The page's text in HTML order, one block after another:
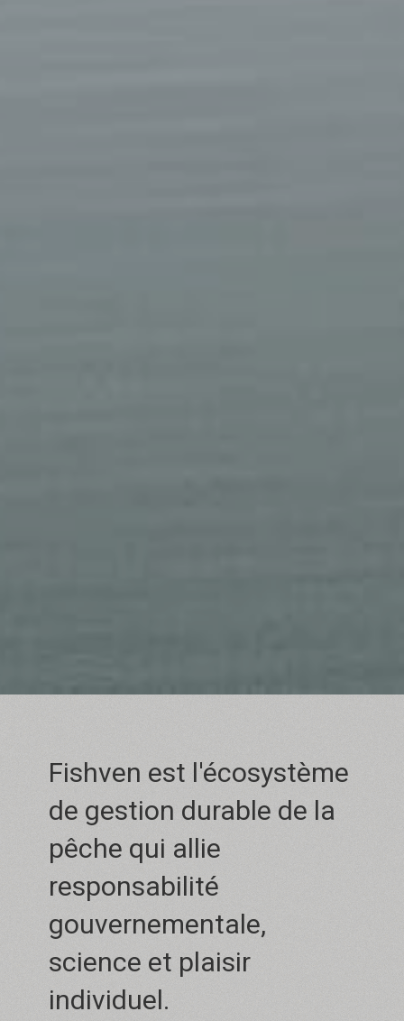
Fishven est l'écosystème
de gestion durable de la
pêche qui allie
responsabilité
gouvernementale,
science et plaisir
individuel.